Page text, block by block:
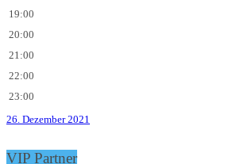
19:00
20:00
21:00
22:00
23:00
26. Dezember 2021
VIP Partner